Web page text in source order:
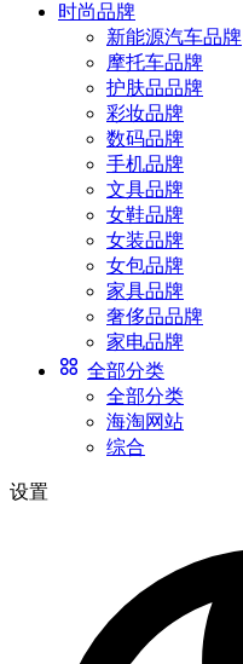
时尚品牌
新能源汽车品牌
摩托车品牌
护肤品品牌
彩妆品牌
数码品牌
手机品牌
文具品牌
女鞋品牌
女装品牌
女包品牌
家具品牌
奢侈品品牌
家电品牌
全部分类
全部分类
海淘网站
综合
设置